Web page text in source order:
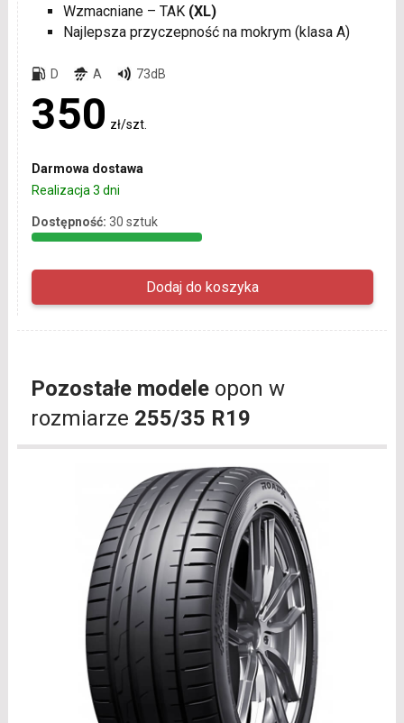
Wzmacniane – TAK (XL)
Najlepsza przyczepność na mokrym (klasa A)
D A 73dB
350 zł/szt.
Darmowa dostawa
Realizacja 3 dni
Dostępność: 30 sztuk
Pozostałe modeleopon w
rozmiarze 255/35 R19